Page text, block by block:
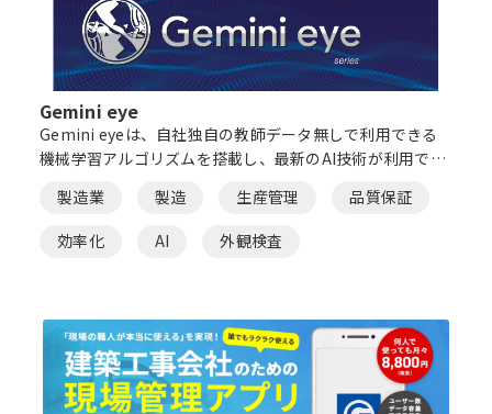
Gemini eye
Gemini eyeは、自社独自の教師データ無しで利用できる
機械学習アルゴリズムを搭載し、最新のAI技術が利用でき
識・複雑なルール設定・大量の不良品サンプル収集などが
不要になります。
製造業 製造 生産管理
品質保証
効率化
AI 外観検査